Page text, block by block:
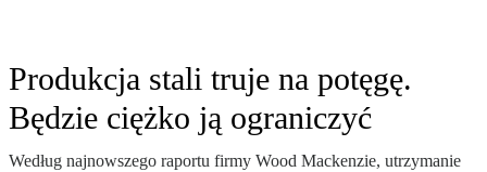
Produkcja stali truje na potęgę.
Będzie ciężko ją ograniczyć
Według najnowszego raportu firmy Wood Mackenzie, utrzymanie